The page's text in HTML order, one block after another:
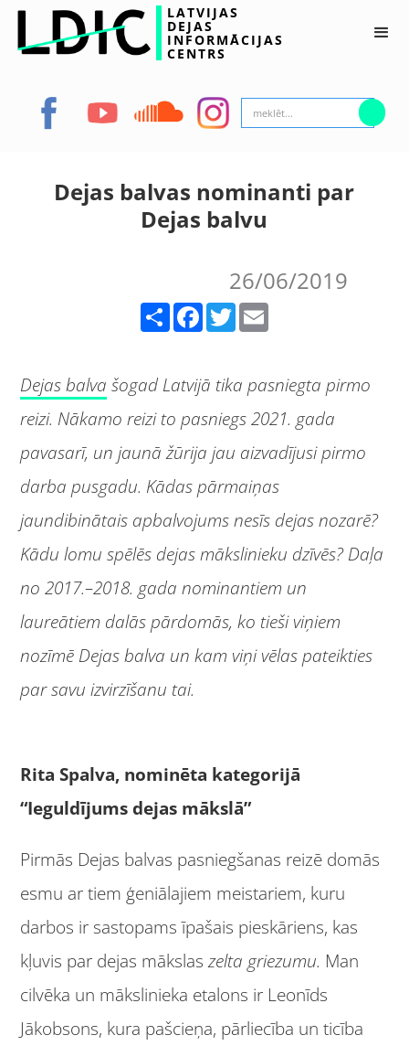
LATVIJAS
DEJAS
INFORMĀCIJAS
CENTRS
Dejas balvas nominanti par
Dejas balvu
26/06/2019
Facebook Twitter
Dejas balva šogad Latvijā tika pasniegta pirmo
reizi. Nākamo reizi to pasniegs 2021. gada
pavasarī, un jaunā žūrija jau aizvadījusi pirmo
darba pusgadu. Kādas pārmaiņas
jaundibinātais apbalvojums nesīs dejas nozarē?
Kādu lomu spēlēs dejas mākslinieku dzīvēs? Daļa
no 2017.–2018. gada nominantiem un
laureātiem dalās pārdomās, ko tieši viņiem
nozīmē Dejas balva un kam viņi vēlas pateikties
par savu izvirzīšanu tai.
Rita Spalva, nominēta kategorijā
“Ieguldījums dejas mākslā”
Pirmās Dejas balvas pasniegšanas reizē domās
esmu ar tiem ģeniālajiem meistariem, kuru
darbos ir sastopams īpašais pieskāriens, kas
kļuvis par dejas mākslaszelta griezumu. Man
cilvēka un mākslinieka etalons ir Leonīds
Jākobsons, kura pašcieņa, pārliecība un ticība